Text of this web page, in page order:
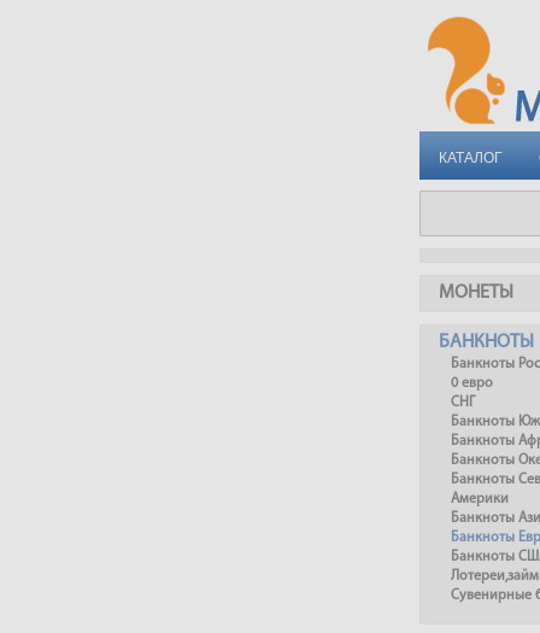
КАТАЛОГ
МОНЕТЫ
БАНКНОТЫ
Банкноты
0 евро
СНГ
Банкноты
Банкноты
Банкноты
Банкноты
Америки
Банкноты
Банкноты
Банкноты
Сувенирные